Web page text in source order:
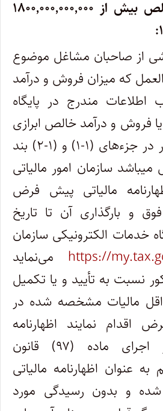
فروش و درآمد خالص بیش از ۱۸۰۰٬۰۰۰٬۰۰۰٬۰۰۰
از صاحبان مشاغل موضوع
که میزان فروش و درآمد
مندرج در پایگاه
فروش و درآمد خالص ابرازی
بیش از نصاب مقرر در جزء‌های (۱-۱) و (۱-۲) بند
میباشد سازمان امور مالیاتی
مالیاتی پیش فرض
و بارگذاری آن تا تاریخ
در درگاه خدمات الکترونیکی سازمان
می‌نماید
نسبت به تأیید و یا تکمیل
مالیات مشخصه شده در
اقدام نمایند اظهارنامه
مالیاتی آن‌ها در اجرای ماده (۹۷) قانون
عنوان اظهارنامه مالیاتی
و بدون رسیدگی مورد